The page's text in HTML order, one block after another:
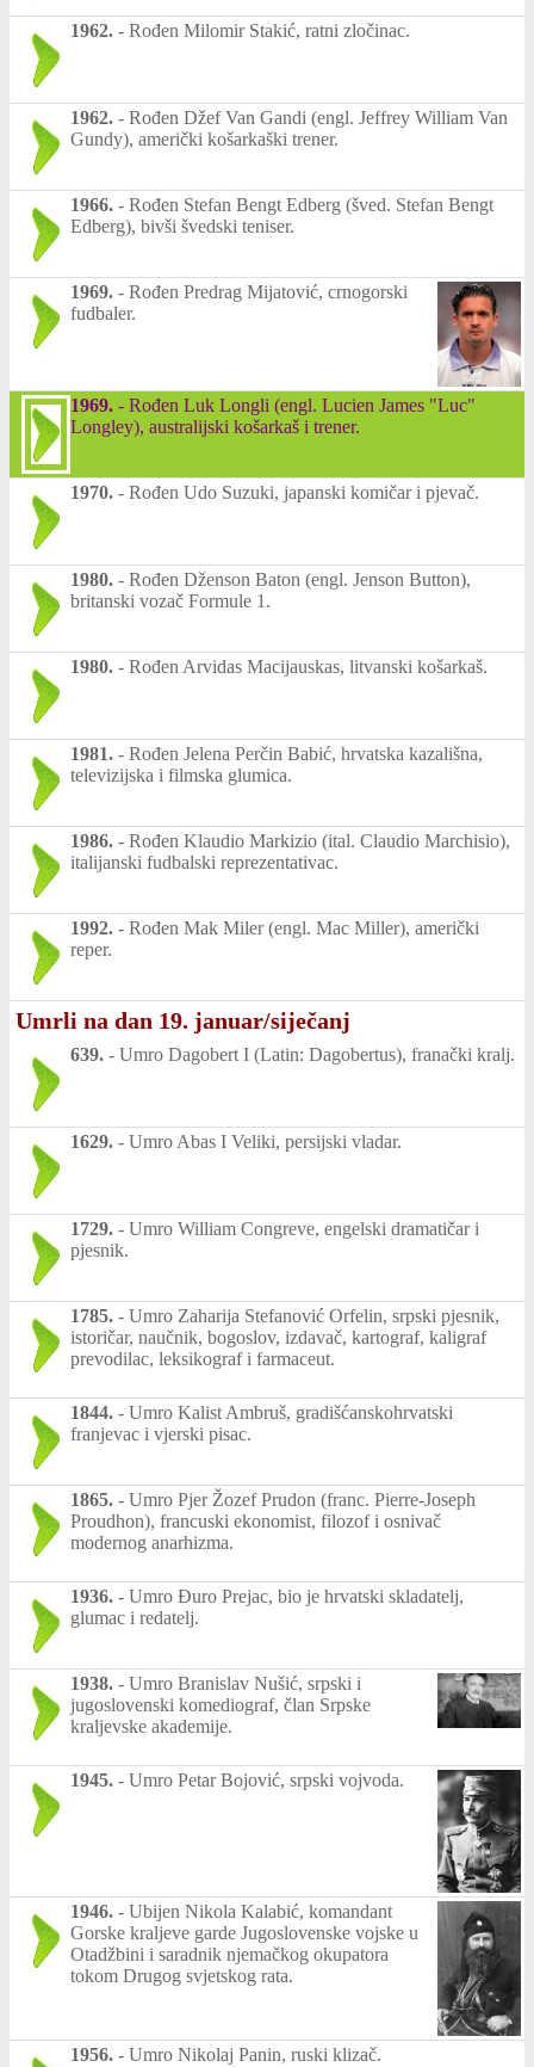
1962. - Rođen Milomir Stakić, ratni zločinac.
1962. - Rođen Džef Van Gandi (engl. Jeffrey William Van
Gundy), američki košarkaški trener.
1966. - Rođen Stefan Bengt Edberg (šved. Stefan Bengt
Edberg), bivši švedski teniser.
1969. - Rođen Predrag Mijatović, crnogorski
fudbaler.
1969. - Rođen Luk Longli (engl. Lucien James "Luc"
Longley), australijski košarkaš i trener.
1970. - Rođen Udo Suzuki, japanski komičar i pjevač.
1980. - Rođen Dženson Baton (engl. Jenson Button),
britanski vozač Formule 1.
1980. - Rođen Arvidas Macijauskas, litvanski košarkaš.
1981. - Rođen Jelena Perčin Babić, hrvatska kazališna,
televizijska i filmska glumica.
1986. - Rođen Klaudio Markizio (ital. Claudio Marchisio),
italijanski fudbalski reprezentativac.
1992. - Rođen Mak Miler (engl. Mac Miller), američki
reper.
Umrli na dan 19. januar/siječanj
639. - Umro Dagobert I (Latin: Dagobertus), franački kralj.
1629. - Umro Abas I Veliki, persijski vladar.
1729. - Umro William Congreve, engelski dramatičar i
pjesnik.
1785. - Umro Zaharija Stefanović Orfelin, srpski pjesnik,
istoričar, naučnik, bogoslov, izdavač, kartograf, kaligraf
prevodilac, leksikograf i farmaceut.
1844. - Umro Kalist Ambruš, gradišćanskohrvatski
franjevac i vjerski pisac.
1865. - Umro Pjer Žozef Prudon (franc. Pierre-Joseph
Proudhon), francuski ekonomist, filozof i osnivač
modernog anarhizma.
1936. - Umro Đuro Prejac, bio je hrvatski skladatelj,
glumac i redatelj.
1938. - Umro Branislav Nušić, srpski i
jugoslovenski komediograf, član Srpske
kraljevske akademije.
1945. - Umro Petar Bojović, srpski vojvoda.
1946. - Ubijen Nikola Kalabić, komandant
Gorske kraljeve garde Jugoslovenske vojske u
Otadžbini i saradnik njemačkog okupatora
tokom Drugog svjetskog rata.
1956. - Umro Nikolaj Panin, ruski klizač.